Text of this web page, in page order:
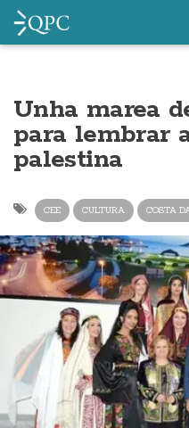
Unha marea
para lembrar
palestina
CEE CULTURA COSTA